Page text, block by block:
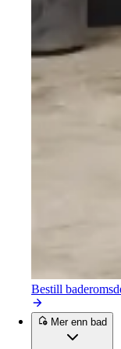
Bestill
Mer enn bad